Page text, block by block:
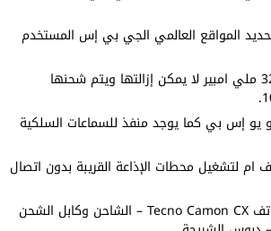
المواقع العالمي الجي بي إس المستخدم
البطارية بسعة 3200 ملي امبير لا يمكن إزالتها ويتم شحنها
يو إس بي كما يوجد منفذ للسماعات السلكية
ام لتشغيل محطات الإذاعة القريبة بدون اتصال
محتويات العلبة: هاتف Tecno Camon CX – الشاحن وكابل الشحن